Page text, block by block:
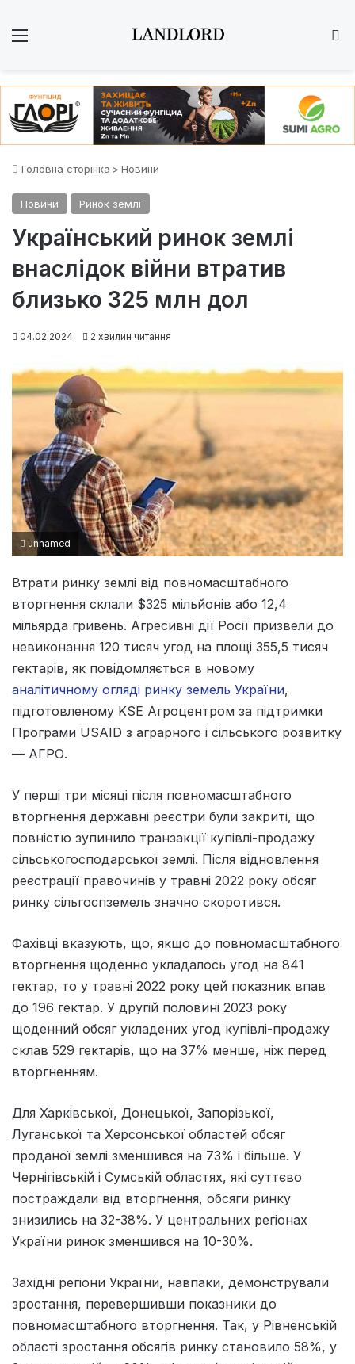
Головна сторінка > Новини
Новини Ринок землі
Український ринок землі
внаслідок війни втратив
близько 325 млн дол
04.02.2024 2 хвилин читання
unnamed
Втрати ринку землі від повномасштабного
вторгнення склали $325 мільйонів або 12,4
мільярда гривень. Агресивні дії Росії призвели до
невиконання 120 тисяч угод на площі 355,5 тисяч
гектарів, як повідомляється в новому
аналітичному огляді ринку земель України,
підготовленому KSE Агроцентром за підтримки
Програми USAID з аграрного і сільського розвитку
— АГРО.
У перші три місяці після повномасштабного
вторгнення державні реєстри були закриті, що
повністю зупинило транзакції купівлі-продажу
сільськогосподарської землі. Після відновлення
реєстрації правочинів у травні 2022 року обсяг
ринку сільгоспземель значно скоротився.
Фахівці вказують, що, якщо до повномасштабного
вторгнення щоденно укладалось угод на 841
гектар, то у травні 2022 року цей показник впав
до 196 гектар. У другій половині 2023 року
щоденний обсяг укладених угод купівлі-продажу
склав 529 гектарів, що на 37% менше, ніж перед
вторгненням.
Для Харківської, Донецької, Запорізької,
Луганської та Херсонської областей обсяг
проданої землі зменшився на 73% і більше. У
Чернігівській і Сумській областях, які суттєво
постраждали від вторгнення, обсяги ринку
знизились на 32-38%. У центральних регіонах
України ринок зменшився на 10-30%.
Західні регіони України, навпаки, демонстрували
зростання, перевершивши показники до
повномасштабного вторгнення. Так, у Рівненській
області зростання обсягів ринку становило 58%, у